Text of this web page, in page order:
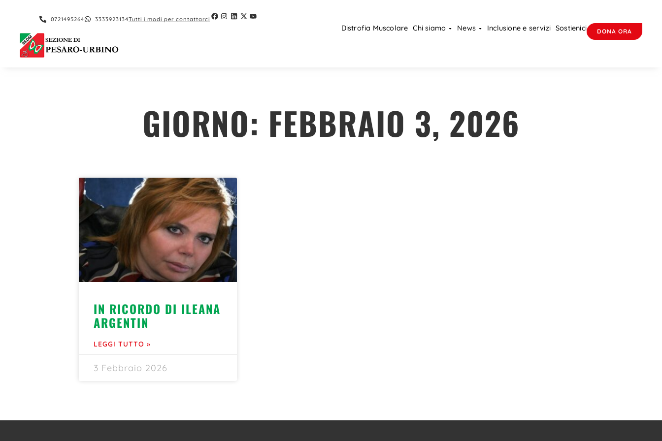
0721495264 3333923134Tutti i modi per contattarci
Distrofia Muscolare Chi siamo News Inclusione e servizi Sostienici DONA ORA
GIORNO: FEBBRAIO 3, 2026
IN RICORDO DI ILEANA
ARGENTIN
LEGGI TUTTO »
3 Febbraio 2026